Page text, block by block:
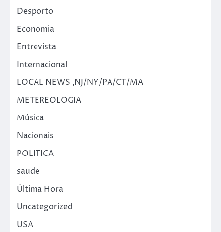
Desporto
Economia
Entrevista
Internacional
LOCAL NEWS ,NJ/NY/PA/CT/MA
METEREOLOGIA
Música
Nacionais
POLITICA
saude
Última Hora
Uncategorized
USA